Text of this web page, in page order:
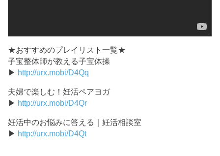
★おすすめのプレイリスト一覧★
子宝整体師が教える子宝体操
▶ http://urx.mobi/D4Qq
夫婦で楽しむ！妊活ペアヨガ
▶ http://urx.mobi/D4Qr
妊活中のお悩みに答える｜妊活相談室
▶ http://urx.mobi/D4Qt